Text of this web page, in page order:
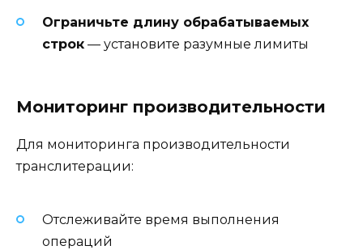
Ограничьте длину обрабатываемых
строк — установите разумные лимиты
Мониторинг производительности
Для мониторинга производительности
транслитерации:
Отслеживайте время выполнения
операций